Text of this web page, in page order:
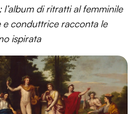
l’album di ritratti al femminile
e conduttrice racconta le
ispirata